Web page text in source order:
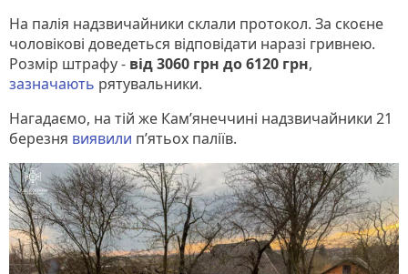
На палія надзвичайники склали протокол. За скоєне
чоловікові доведеться відповідати наразі гривнею.
Розмір штрафу - від 3060 грн до 6120 грн,
зазначають рятувальники.
Нагадаємо, на тій же Кам’янеччині надзвичайники 21
березня виявили п’ятьох паліїв.